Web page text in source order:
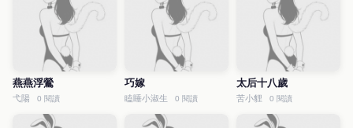
燕燕浮鶯
弋陽 0 閱讀
巧嫁
瞌睡小淑生 0 閱讀
太后十八歲
苦小貍 0 閱讀